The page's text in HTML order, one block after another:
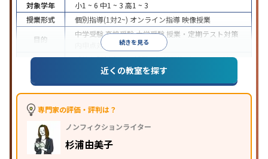
続きを見る
対象学年 小1 ~ 6 中1 ~ 3 高1 ~ 3
授業形式
個別指導(1対2~) オンライン指導映像授業
目的
中学受験高校受験大学受験 授業・定期テスト対策
内申点対策
学習習慣の定着
成績保証制度あり授業の振替可能オンライン対応
1科目から受講可能季節講習のみの受講可
※2023年3月調査。小学校高学年の個別指導塾アンケート調査方法を参
近くの教室を探す
専門家の評価・評判は？
ノンフィクションライター
杉浦由美子